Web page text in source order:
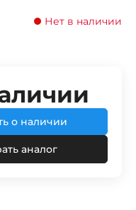
Нет в наличии
о наличии
аналог